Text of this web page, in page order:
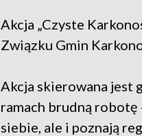
Akcja „Czyste
Związku Gmin
Akcja skierowana jest
ramach brudną robotę
siebie, ale i poznają